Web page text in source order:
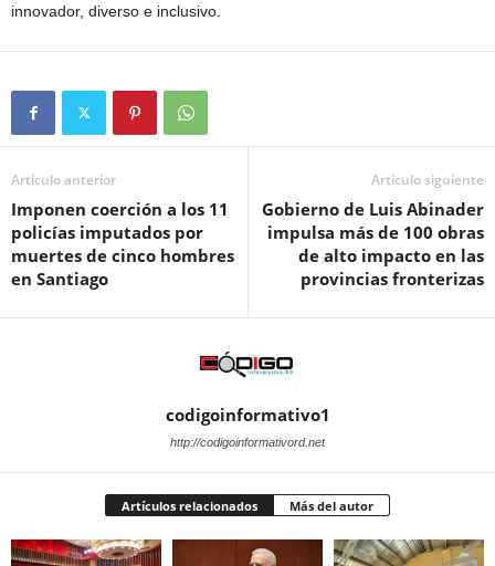
innovador, diverso e inclusivo.
Artículo anterior
Imponen coerción a los 11
policías imputados por
muertes de cinco hombres
en Santiago
Artículo siguiente
Gobierno de Luis Abinader
impulsa más de 100 obras
de alto impacto en las
provincias fronterizas
codigoinformativo1
http://codigoinformativord.net
Artículos relacionados Más del autor